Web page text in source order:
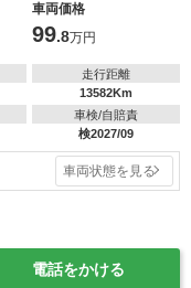
車両価格
99.8万円
走行距離
13582Km
車検/自賠責
検2027/09
車両状態を見る
電話をかける